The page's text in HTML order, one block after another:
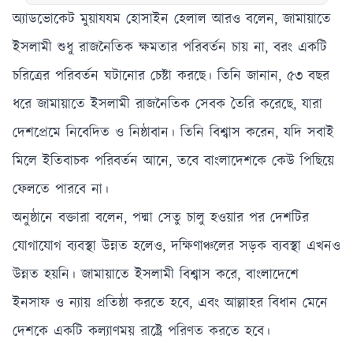
বিরুদ্ধে সাক্ষ্যগ্রহণ
আজ শুরু
অ্যাডভোকেট মুয়াযযম হোসাইন হেলাল আরও বলেন, জামায়াতে
ইসলামী শুধু রাজনৈতিক ক্ষমতার পরিবর্তন চায় না, বরং একটি
চরিত্রের পরিবর্তন ঘটানোর চেষ্টা করছে। তিনি জানান, ৫৩ বছর
ধরে জামায়াতে ইসলামী রাজনৈতিক সেবক তৈরি করেছে, যারা
দেশপ্রেমে নিবেদিত ও নিষ্ঠাবান। তিনি বিশ্বাস করেন, যদি সবাই
মিলে ইতিবাচক পরিবর্তন আনে, তবে বাংলাদেশকে কেউ পিছিয়ে
ফেলতে পারবে না।
অনুষ্ঠানে বক্তারা বলেন, পদ্মা সেতু চালু হওয়ার পর দেশটির
যোগাযোগ ব্যবস্থা উন্নত হলেও, দক্ষিণাঞ্চলের সড়ক ব্যবস্থা এখনও
উন্নত হয়নি। জামায়াতে ইসলামী বিশ্বাস করে, বাংলাদেশে
ইনসাফ ও ন্যায় প্রতিষ্ঠা করতে হবে, এবং আল্লাহর বিধান মেনে
দেশকে একটি কল্যাণময় রাষ্ট্রে পরিণত করতে হবে।